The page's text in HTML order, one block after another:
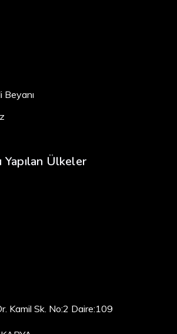
Beyanı
Yapılan Ülkeler
Kamil Sk. No:2 Daire:109